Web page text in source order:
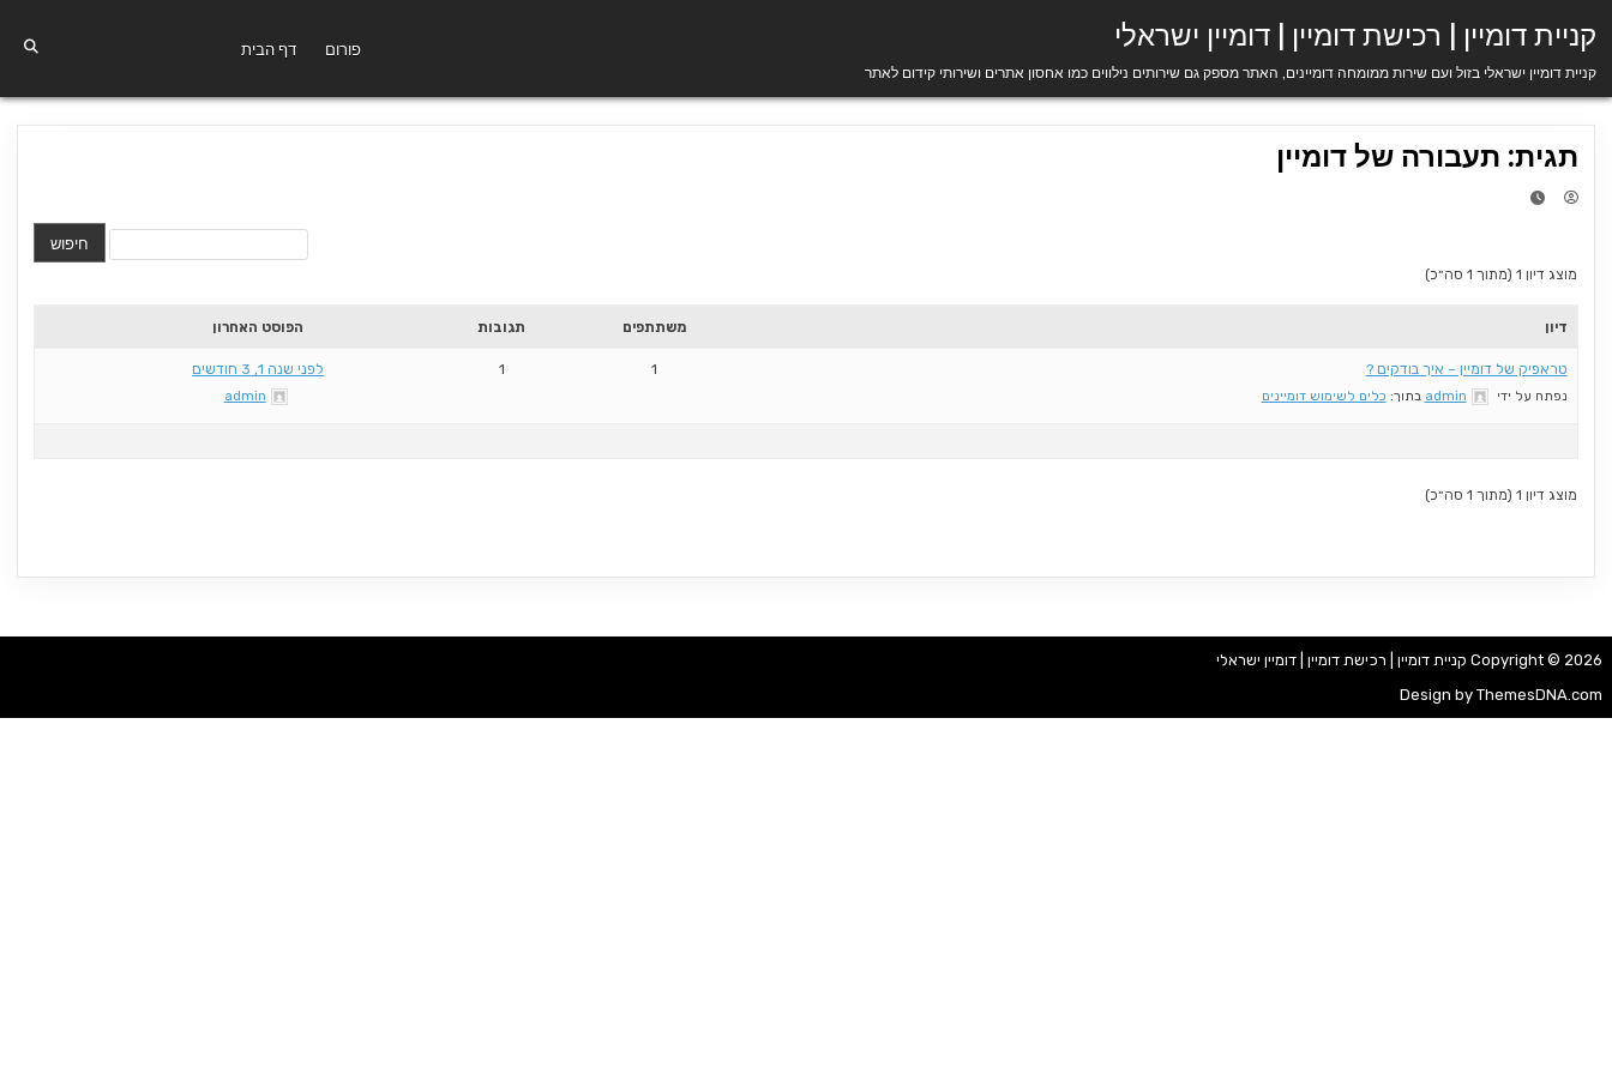
קניית דומיין | רכישת דומיין | דומיין ישראלי
קניית דומיין ישראלי בזול ועם שירות ממומחה דומיינים, האתר מספק גם שירותים נילווים כמו אחסון אתרים ושירותי קידום לאתר
דף הבית פורום
תגית: תעבורה של דומיין
מוצג דיון 1 (מתוך 1 סה״כ)
דיון משתתפים תגובות הפוסט האחרון
טראפיק של דומיין – איך בודקים ?
נפתח על ידי admin בתוך: כלים לשימוש דומיינים
1
1 לפני שנה 1, 3 חודשים
admin
מוצג דיון 1 (מתוך 1 סה״כ)
Copyright © 2026 קניית דומיין | רכישת דומיין | דומיין ישראלי
Design by ThemesDNA.com